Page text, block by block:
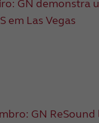
GN demonstra
em Las Vegas
GN